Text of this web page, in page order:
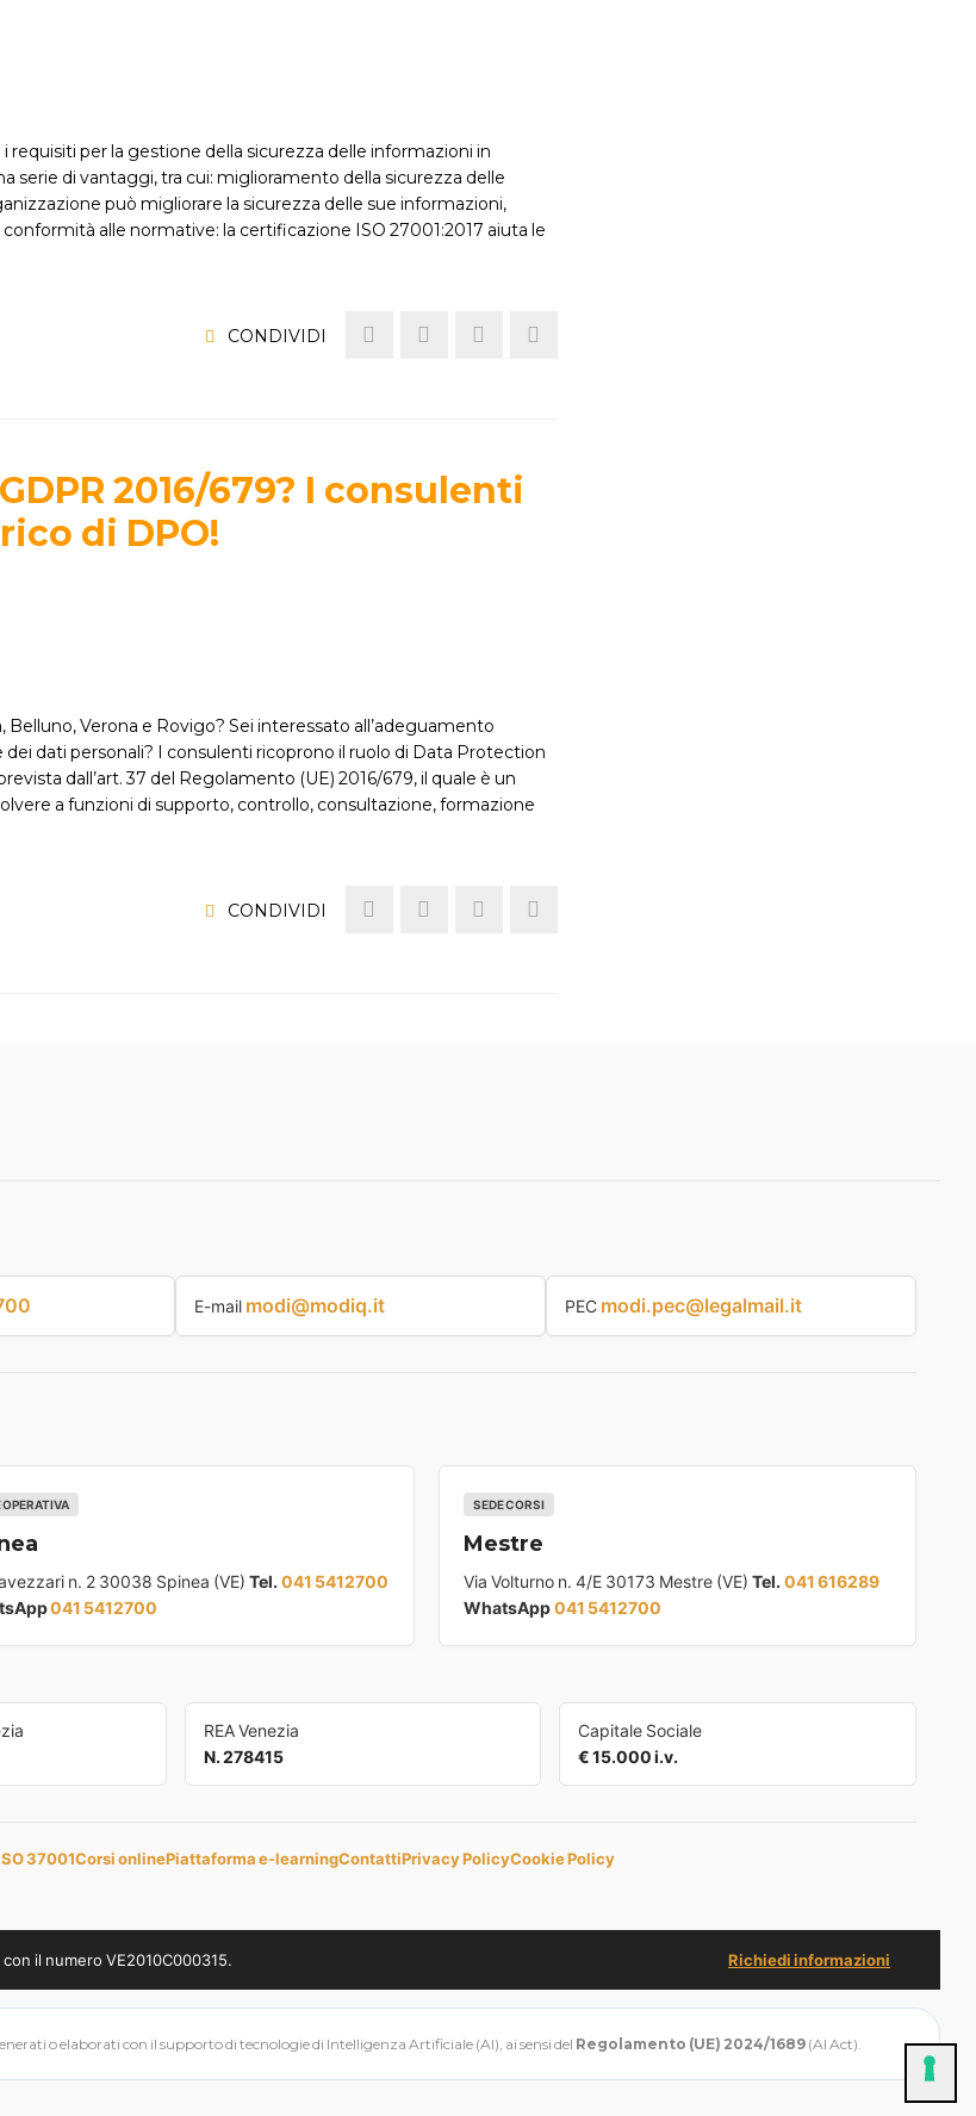
per la gestione della sicurezza delle informazioni in
serie di vantaggi, tra cui: miglioramento della sicurezza delle
può migliorare la sicurezza delle sue informazioni,
alle normative: la certificazione ISO 27001:2017 aiuta le
CONDIVIDI
2016/679? I consulenti
di DPO!
Belluno, Verona e Rovigo? Sei interessato all’adeguamento
dati personali? I consulenti ricoprono il ruolo di Data Protection
dall’art. 37 del Regolamento (UE) 2016/679, il quale è un
a funzioni di supporto, controllo, consultazione, formazione
CONDIVIDI
E-mail modi@modiq.it PEC modi.pec@legalmail.it
OPERATIVA
n. 2 30038 Spinea (VE)Tel. 041 5412700
041 5412700
SEDE CORSI
Mestre
Via Volturno n. 4/E 30173 Mestre (VE) Tel. 041 616289
WhatsApp041 5412700
REA Venezia
N. 278415
Capitale Sociale
€ 15.000 i.v.
37001Corsi onlinePiattaforma e-learningContattiPrivacy PolicyCookie Policy
il numero VE2010C000315. Richiedi informazioni
o elaborati con il supporto di tecnologie di Intelligenza Artificiale (AI), ai sensi del Regolamento (UE) 2024/1689 (AI Act).